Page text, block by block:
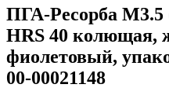
ПГА-Ресорба М3.5
HRS 40 колющая,
фиолетовый,
00-00021148